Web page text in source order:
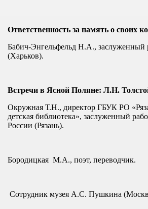
Ответственность за память о своих
Бабич-Энгельфельд Н.А., заслуженный
(Харьков).
Встречи в Ясной Поляне: Л.Н.
Окружная Т.Н., директор ГБУК РО
детская библиотека», заслуженный
России (Рязань).
Бородицкая М.А., поэт, переводчик.
Сотрудник музея А.С. Пушкина